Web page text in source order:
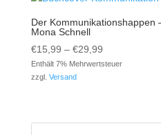
Der Kommunikationshappen
Mona Schnell
€15,99 – €29,99Preisspanne:
€15,99
Enthält 7% Mehrwertsteuer
zzgl. Versand